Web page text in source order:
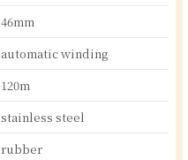
46mm
automatic winding
120m
stainless steel
rubber